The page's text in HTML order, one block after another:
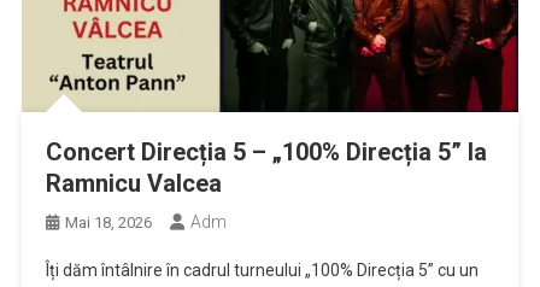
Concert Direcția 5 – „100% Direcția 5” la
Ramnicu Valcea
Mai 18, 2026 Adm
Îți dăm întâlnire în cadrul turneului „100% Direcția 5” cu un